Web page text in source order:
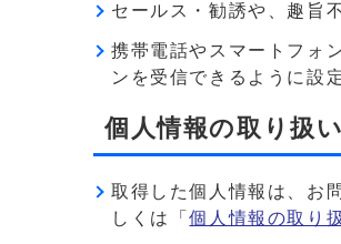
セールス・勧誘や、趣旨
携帯電話やスマートフォ
ンを受信できるように設
個人情報の取り扱
取得した個人情報は、お
しくは「個人情報の取り